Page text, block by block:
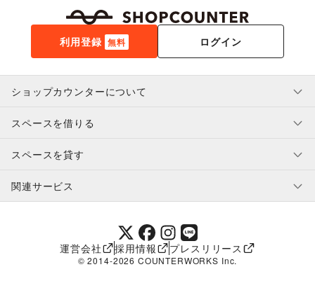
利用登録 無料 ログイン
ショップカウンターについて
利用規約・ガイドライン
特定商取引法に基づく表示
補償プログラム
スペースを借りる
スペースを借りたい人へ
ユーザー利用規約
提携パートナー
スペースを貸す
スペースを貸したい方へ
オーナー利用規約
関連サービス
SHOPCOUNTER MAGAZINE
ショップカウンターエンタープライズ
ショップカウンター常設
運営会社 採用情報 プレスリリース
© 2014-2026 COUNTERWORKS Inc.